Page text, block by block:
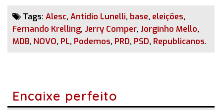
Tags: Alesc, Antídio Lunelli, base, eleições,
Fernando Krelling, Jerry Comper, Jorginho Mello,
MDB, NOVO, PL, Podemos, PRD, PSD, Republicanos.
Encaixe perfeito